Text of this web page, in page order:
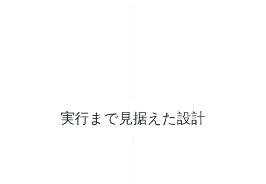
実行まで見据えた設計